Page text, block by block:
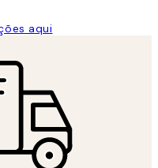
aqui